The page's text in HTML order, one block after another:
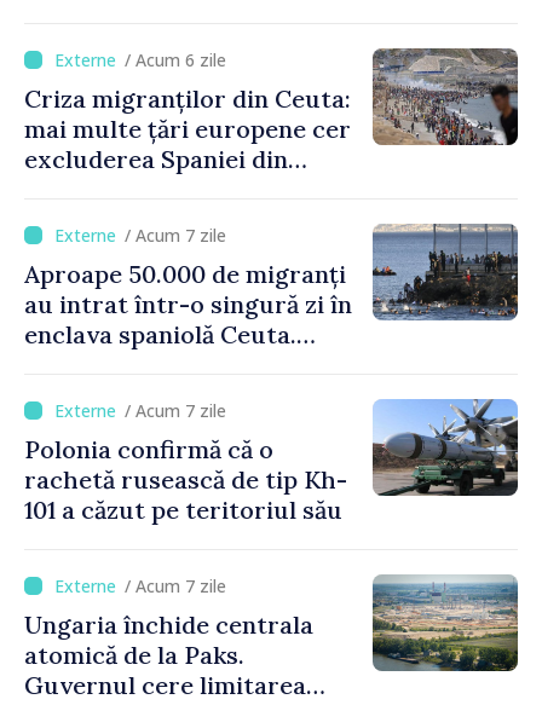
crizei migranților din Ceuta
/ Acum 6 zile
Criza migranților din Ceuta:
mai multe țări europene cer
excluderea Spaniei din
/ Acum 7 zile
Aproape 50.000 de migranți
au intrat într-o singură zi în
enclava spaniolă Ceuta.
Schengen cu Spania
/ Acum 7 zile
Polonia confirmă că o
rachetă rusească de tip Kh-
101 a căzut pe teritoriul său
/ Acum 7 zile
Ungaria închide centrala
atomică de la Paks.
Guvernul cere limitarea